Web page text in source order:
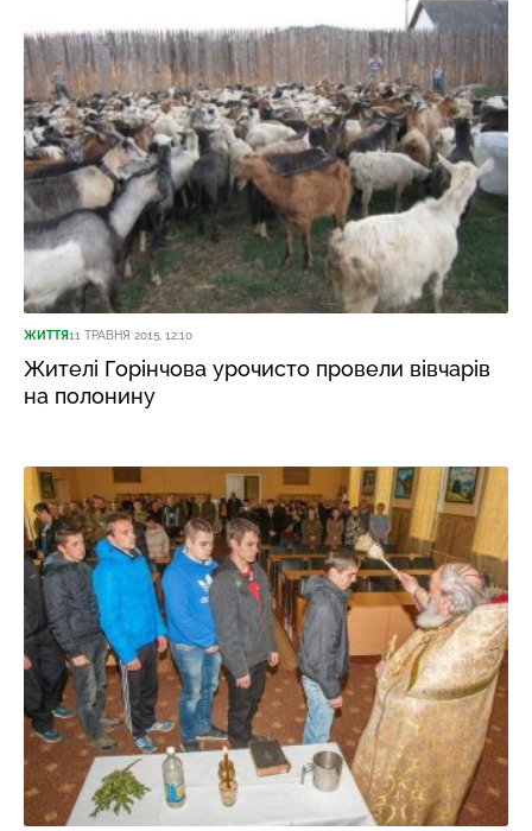
ЖИТТЯ11 ТРАВНЯ 2015, 12:10
Жителі Горінчова урочисто провели вівчарів
на полонину